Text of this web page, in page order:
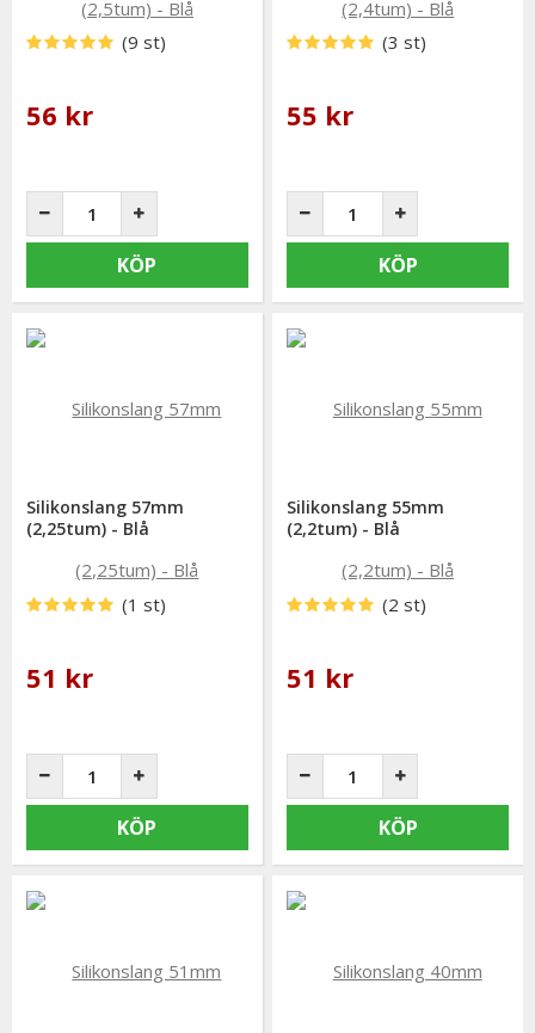
(9 st)
56 kr
KÖP
(3 st)
55 kr
KÖP
Silikonslang 57mm
(2,25tum) - Blå
(1 st)
51 kr
KÖP
Silikonslang 55mm
(2,2tum) - Blå
(2 st)
51 kr
KÖP